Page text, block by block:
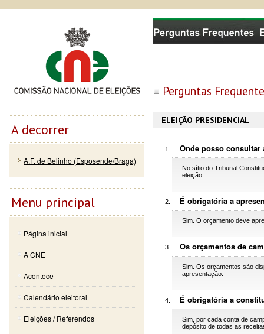
Perguntas
ELEIÇÃO PRESIDENCIAL
Onde posso
No sítio do Tribunal
eleição.
É obrigatória a
Sim. O orçamento deve
Os orçamentos de
Sim. Os orçamentos são
apresentação.
É obrigatória a
Sim, por cada conta de
depósito de todas as
Comissão Nacional de Eleições
A decorrer
A.F. de Belinho (Esposende/Braga)
Menu principal
Página inicial
A CNE
Acontece
Calendário eleitoral
Eleições / Referendos